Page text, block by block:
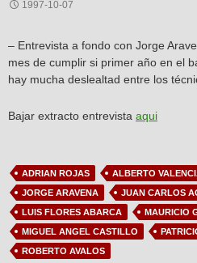
1997-10-07
– Entrevista a fondo con Jorge
mes de cumplir si primer año en el
hay mucha deslealtad entre los
Bajar extracto entrevista aqui
ADRIAN ROJAS ALBERTO
JORGE ARAVENA
JUAN CARLOS
LUIS FLORES ABARCA
MAURICIO
MIGUEL ANGEL CASTILLO
ROBERTO AVALOS